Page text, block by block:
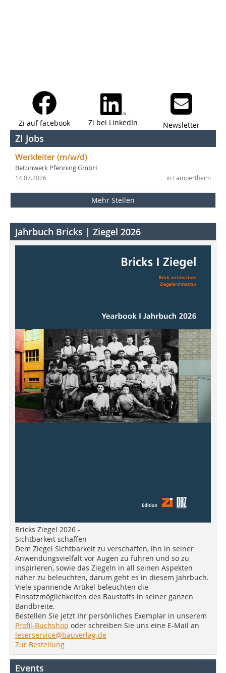
Zi auf facebook Zi bei LinkedIn Newsletter
ZI Jobs
Werkleiter (m/w/d)
Betonwerk Pfenning GmbH
in Lampertheim
14.07.2026
Mehr Stellen
Jahrbuch Bricks | Ziegel 2026
Bricks Ziegel 2026 -
Sichtbarkeit schaffen
Dem Ziegel Sichtbarkeit zu verschaffen, ihn in seiner
Anwendungsvielfalt vor Augen zu führen und so zu
inspirieren, sowie das Ziegeln in all seinen Aspekten
näher zu beleuchten, darum geht es in diesem Jahrbuch.
Viele spannende Artikel beleuchten die
Einsatzmöglichkeiten des Baustoffs in seiner ganzen
Bandbreite.
Bestellen Sie jetzt Ihr persönliches Exemplar in unserem
Profil-Buchshop oder schreiben Sie uns eine E-Mail an
leserservice@bauverlag.de
Zur Bestellung
Events